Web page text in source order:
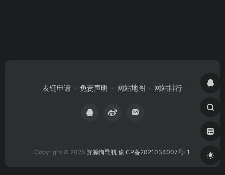
友链申请 免责声明 网站地图 网站排行
Copyright © 2026 资源狗导航 豫ICP备2021034007号-1